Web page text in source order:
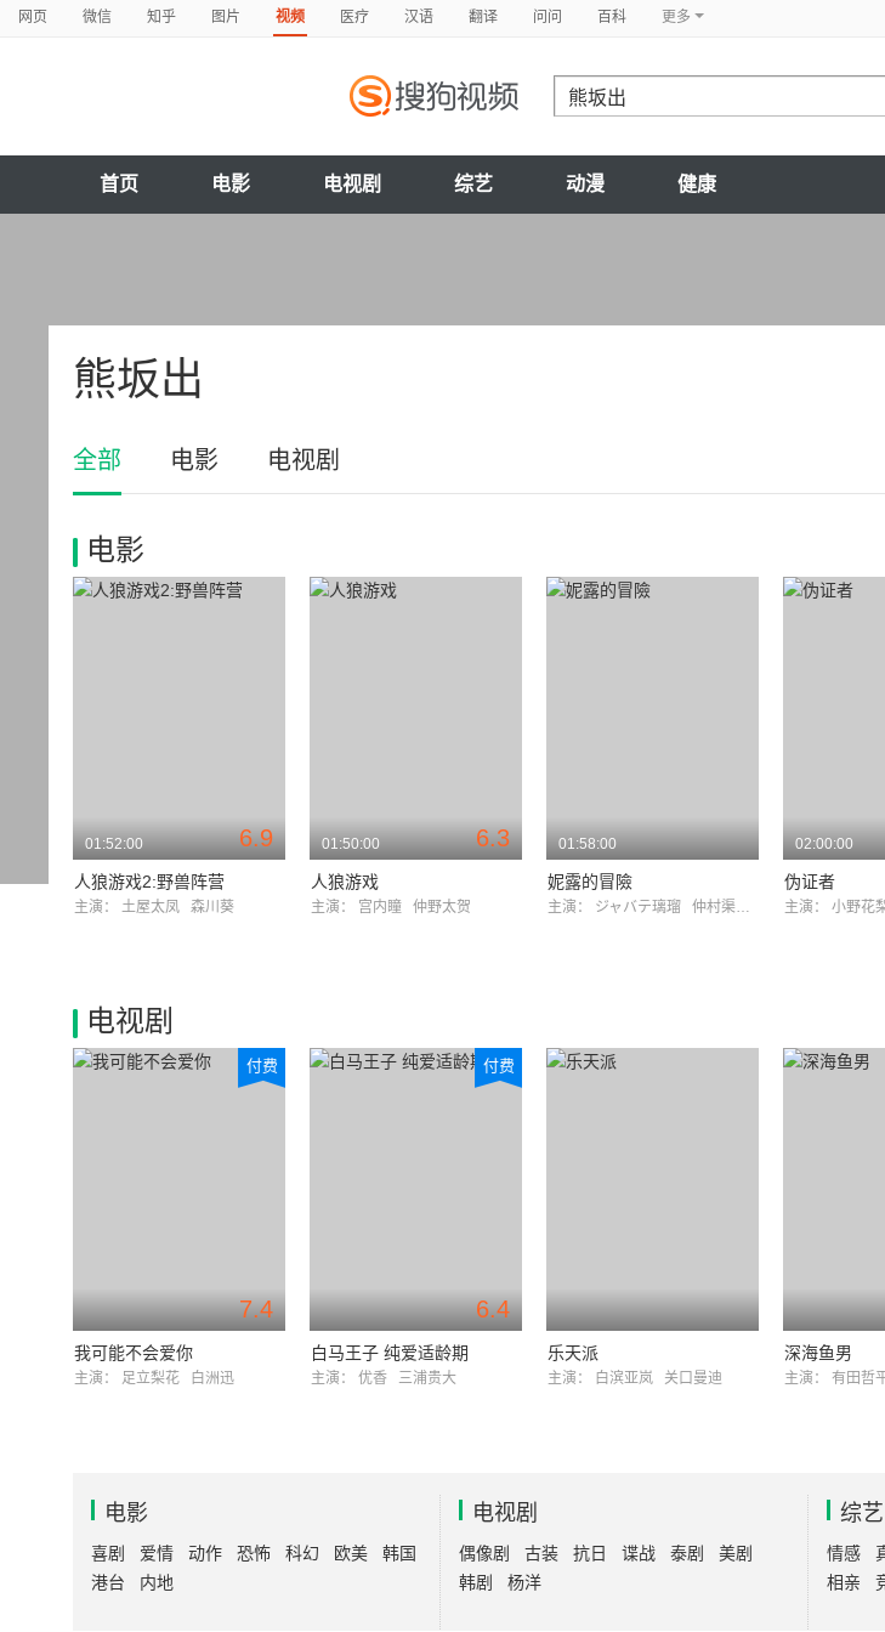
网页 微信 知乎 图片 视频 医疗 汉语 翻译 问问 百科 更多
首页 电影 电视剧 综艺 动漫 健康
熊坂出
全部 电影 电视剧
电影
6.9
01:52:00
人狼游戏2:野兽阵营
主演： 土屋太凤 森川葵
6.3
01:50:00
人狼游戏
主演： 宫内瞳 仲野太贺
01:58:00
妮露的冒險
主演： ジャバテ璃瑠 仲村渠さえら
02:00:00
伪证者
主演： 小野花
电视剧
7.4
付费
我可能不会爱你
主演： 足立梨花 白洲迅
6.4
付费
白马王子 纯爱适龄期
主演： 优香 三浦贵大
乐天派
主演： 白滨亚岚 关口曼迪
深海鱼男
主演： 有田哲
电影
喜剧 爱情 动作 恐怖 科幻 欧美
韩国
港台
内地
电视剧
偶像剧 古装 抗日 谍战 泰剧
美剧
韩剧
杨洋
综艺
情感
相亲